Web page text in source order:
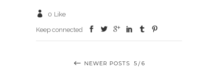
0 Like
Keep connected
NEWER POSTS 5 6